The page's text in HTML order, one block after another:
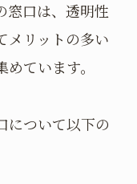
窓口は、透明性
メリットの多い
ています。
について以下の